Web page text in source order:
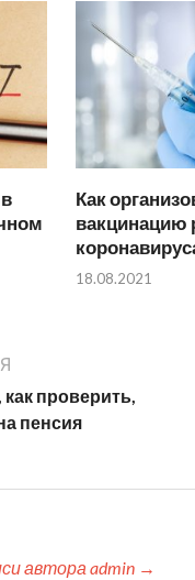
Как
вакцинацию
18.08.2021
проверить,
пенсия
автора admin →